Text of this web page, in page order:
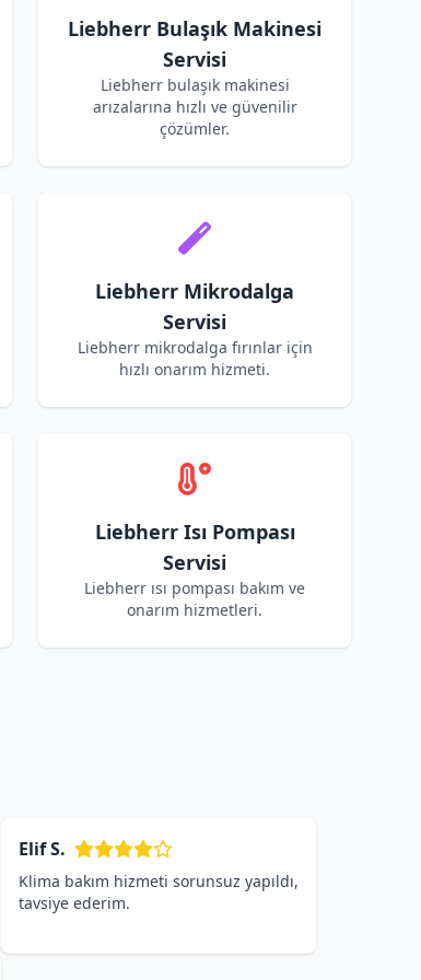
Liebherr Bulaşık Makinesi
Servisi
Liebherr bulaşık makinesi
arızalarına hızlı ve güvenilir
çözümler.
Liebherr Mikrodalga
Servisi
Liebherr mikrodalga fırınlar için
hızlı onarım hizmeti.
Liebherr Isı Pompası
Servisi
Liebherr ısı pompası bakım ve
onarım hizmetleri.
Elif S.
Klima bakım hizmeti sorunsuz yapıldı,
tavsiye ederim.